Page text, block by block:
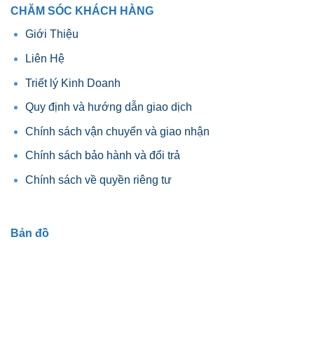
CHĂM SÓC KHÁCH HÀNG
Giới Thiệu
Liên Hệ
Triết lý Kinh Doanh
Quy định và hướng dẫn giao dịch
Chính sách vận chuyển và giao nhận
Chính sách bảo hành và đổi trả
Chính sách về quyền riêng tư
Bản đồ